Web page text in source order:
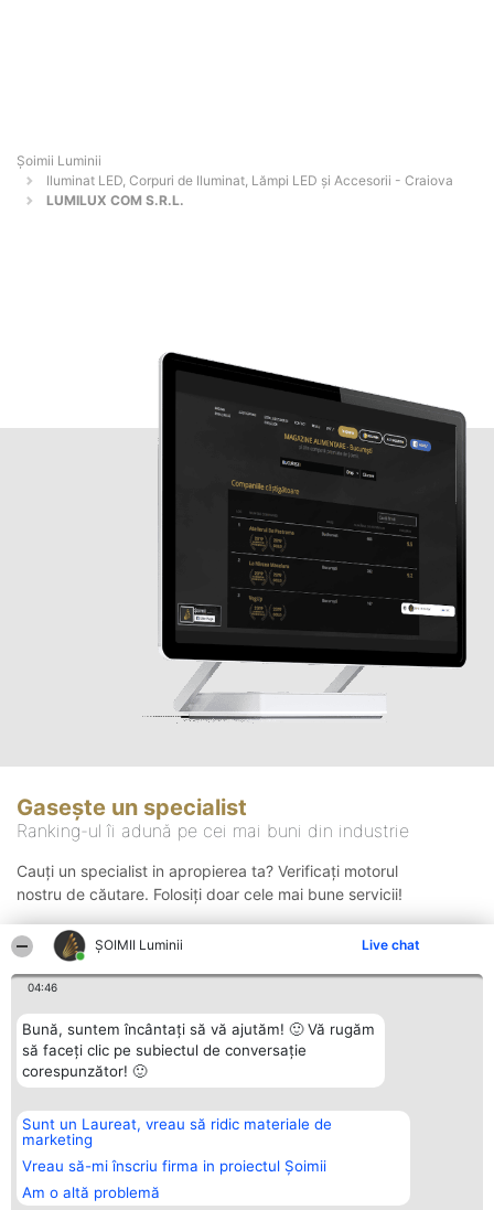
ȘOIMII Luminii Live chat
04:46
Bună, suntem încântați să vă ajutăm! 🙂 Vă rugăm
să faceți clic pe subiectul de conversație
corespunzător! 🙂
Sunt un Laureat, vreau să ridic materiale de
marketing
Vreau să-mi înscriu firma in proiectul Șoimii
Am o altă problemă
Șoimii Luminii
Iluminat LED, Corpuri de Iluminat, Lămpi LED și Accesorii - Craiova
LUMILUX COM S.R.L.
Gasește un specialist
Ranking-ul îi adună pe cei mai buni din industrie
Cauți un specialist in apropierea ta? Verificați motorul
nostru de căutare. Folosiți doar cele mai bune servicii!
Organizator Ranking
BRIGHT SOLUTIONS BR SRL
Aleea Timisul De Sus 2 Bl. A30
Sc. A Et. 4 Ap. 13 Cod 061952
București
Plebiscyt
Lista Tuturor
Laureaților
Contact